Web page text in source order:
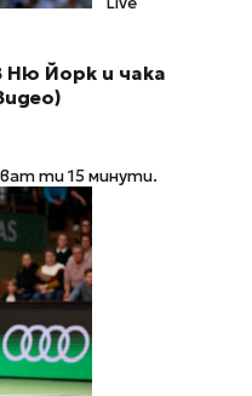
Ню Йорк и чака
ти 15 минути.